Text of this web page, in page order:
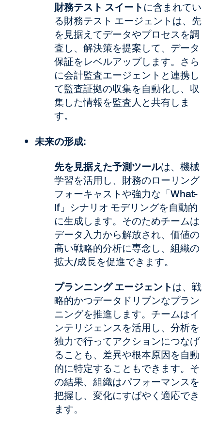
財務テスト スイートに含まれてい
る財務テスト エージェントは、先
を見据えてデータやプロセスを調
査し、解決策を提案して、データ
保証をレベルアップします。さら
に会計監査エージェントと連携し
て監査証拠の収集を自動化し、収
集した情報を監査人と共有しま
す。
未来の形成:
先を見据えた予測ツールは、機械
学習を活用し、財務のローリング
フォーキャストや強力な「What-
If」シナリオ モデリングを自動的
に生成します。そのためチームは
データ入力から解放され、価値の
高い戦略的分析に専念し、組織の
拡大/成長を促進できます。
プランニング エージェントは、戦
略的かつデータドリブンなプラン
ニングを推進します。チームはイ
ンテリジェンスを活用し、分析を
独力で行ってアクションにつなげ
ることも、差異や根本原因を自動
的に特定することもできます。そ
の結果、組織はパフォーマンスを
把握し、変化にすばやく適応でき
ます。